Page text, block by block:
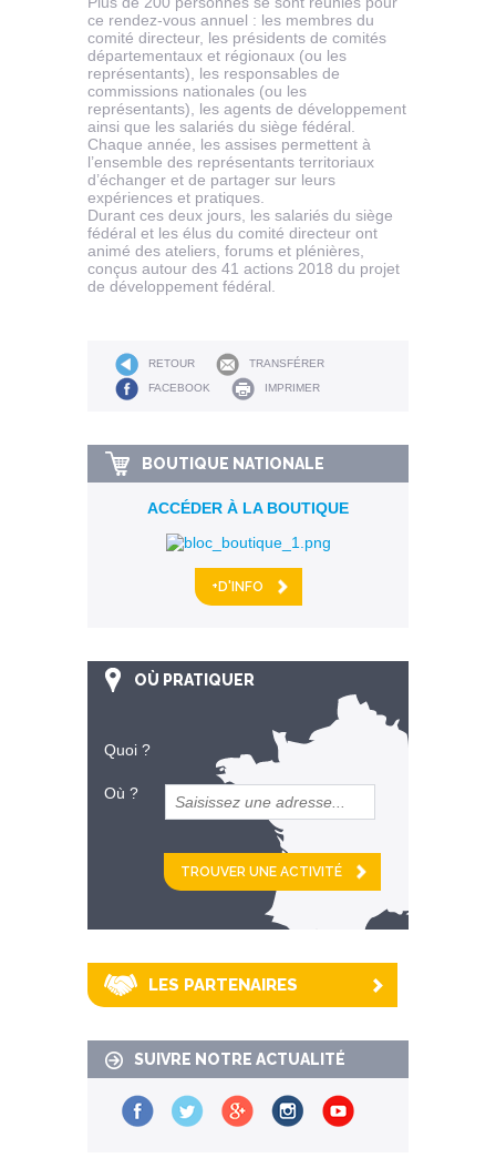
ce rendez-vous annuel : les membres du
comité directeur, les présidents de comités
départementaux et régionaux (ou les
représentants), les responsables de
commissions nationales (ou les
représentants), les agents de développement
ainsi que les salariés du siège fédéral.
Chaque année, les assises permettent à
l’ensemble des représentants territoriaux
d’échanger et de partager sur leurs
expériences et pratiques.
Durant ces deux jours, les salariés du siège
fédéral et les élus du comité directeur ont
animé des ateliers, forums et plénières,
conçus autour des 41 actions 2018 du projet
de développement fédéral.
RETOUR
TRANSFÉRER
FACEBOOK
IMPRIMER
BOUTIQUE NATIONALE
ACCÉDER À LA BOUTIQUE
+D'INFO
OÙ PRATIQUER
Quoi ?
Où ?
et
km alentour
LES PARTENAIRES
SUIVRE NOTRE ACTUALITÉ